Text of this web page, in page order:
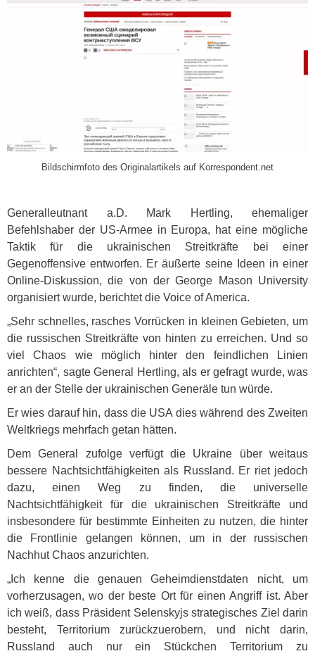
Bildschirmfoto des Originalartikels auf Korrespondent.net
Generalleutnant a.D. Mark Hertling, ehemaliger
Befehlshaber der US-Armee in Europa, hat eine mögliche
Taktik für die ukrainischen Streitkräfte bei einer
Gegenoffensive entworfen. Er äußerte seine Ideen in einer
Online-Diskussion, die von der George Mason University
organisiert wurde, berichtet die Voice of America.
„Sehr schnelles, rasches Vorrücken in kleinen Gebieten, um
die russischen Streitkräfte von hinten zu erreichen. Und so
viel Chaos wie möglich hinter den feindlichen Linien
anrichten“, sagte General Hertling, als er gefragt wurde, was
er an der Stelle der ukrainischen Generäle tun würde.
Er wies darauf hin, dass die USA dies während des Zweiten
Weltkriegs mehrfach getan hätten.
Dem General zufolge verfügt die Ukraine über weitaus
bessere Nachtsichtfähigkeiten als Russland. Er riet jedoch
dazu, einen Weg zu finden, die universelle
Nachtsichtfähigkeit für die ukrainischen Streitkräfte und
insbesondere für bestimmte Einheiten zu nutzen, die hinter
die Frontlinie gelangen können, um in der russischen
Nachhut Chaos anzurichten.
„Ich kenne die genauen Geheimdienstdaten nicht, um
vorherzusagen, wo der beste Ort für einen Angriff ist. Aber
ich weiß, dass Präsident Selenskyjs strategisches Ziel darin
besteht, Territorium zurückzuerobern, und nicht darin,
Russland auch nur ein Stückchen Territorium zu